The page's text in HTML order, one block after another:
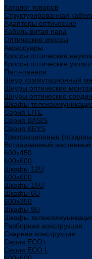
Каталог товаров
Структурированная
Адаптеры оптические
Кабель витая пара
Оптические кроссы
Аксессуары
Кроссы оптические
Кроссы оптические
Патч-панели
Шнур коммутационный
Шнуры оптические
Шнуры оптические
Шкафы
Cерия LITE
Cерия BASIS
Cерия KEYS
Трехсекционные
Встраиваемый
600x450
600x600
Шкафы 12U
600x600
Шкафы 15U
Шкафы 6U
600x350
Шкафы 9U
Шкафы
Разборная конструкция
Сварная конструкция
Серия ECO+
Серия ECO L